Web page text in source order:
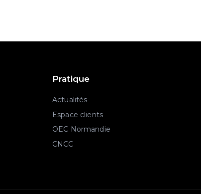
Pratique
Actualités
Espace clients
OEC Normandie
CNCC